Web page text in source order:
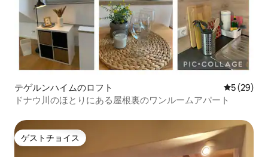
テゲルンハイムのロフト レビュー
5 (29)
ドナウ川のほとりにある屋根裏のワンルームアパート
ゲストチョイス
ゲストチョイス